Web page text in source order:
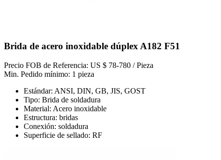
Brida de acero inoxidable dúplex A182 F51
Precio FOB de Referencia: US $ 78-780 / Pieza
Min. Pedido mínimo: 1 pieza
Estándar: ANSI, DIN, GB, JIS, GOST
Tipo: Brida de soldadura
Material: Acero inoxidable
Estructura: bridas
Conexión: soldadura
Superficie de sellado: RF